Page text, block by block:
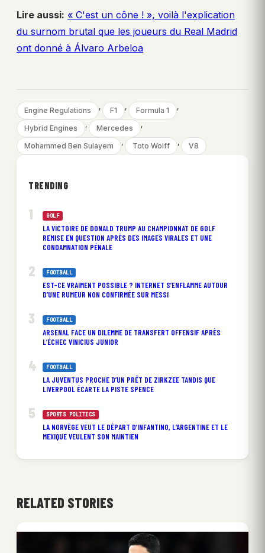
Lire aussi: « C'est un cône ! », voilà l'explication
du surnom brutal que les joueurs du Real Madrid
ont donné à Álvaro Arbeloa
Engine Regulations , F1 , Formula 1 ,
Hybrid Engines , Mercedes ,
Mohammed Ben Sulayem , Toto Wolff , V8
TRENDING
GOLF
LA VICTOIRE DE DONALD TRUMP AU CHAMPIONNAT DE GOLF
REMISE EN QUESTION APRÈS DES IMAGES VIRALES ET UNE
CONDAMNATION PÉNALE
FOOTBALL
EST-CE VRAIMENT POSSIBLE ? INTERNET S’ENFLAMME AUTOUR
D’UNE RUMEUR NON CONFIRMÉE SUR MESSI
FOOTBALL
ARSENAL FACE UN DILEMME DE TRANSFERT OFFENSIF APRÈS
L’ÉCHEC VINICIUS JUNIOR
FOOTBALL
LA JUVENTUS PROCHE D’UN PRÊT DE ZIRKZEE TANDIS QUE
LIVERPOOL ÉCARTE LA PISTE SPENCE
SPORTS POLITICS
LA NORVÈGE VEUT LE DÉPART D’INFANTINO, L’ARGENTINE ET LE
MEXIQUE VEULENT SON MAINTIEN
RELATED STORIES